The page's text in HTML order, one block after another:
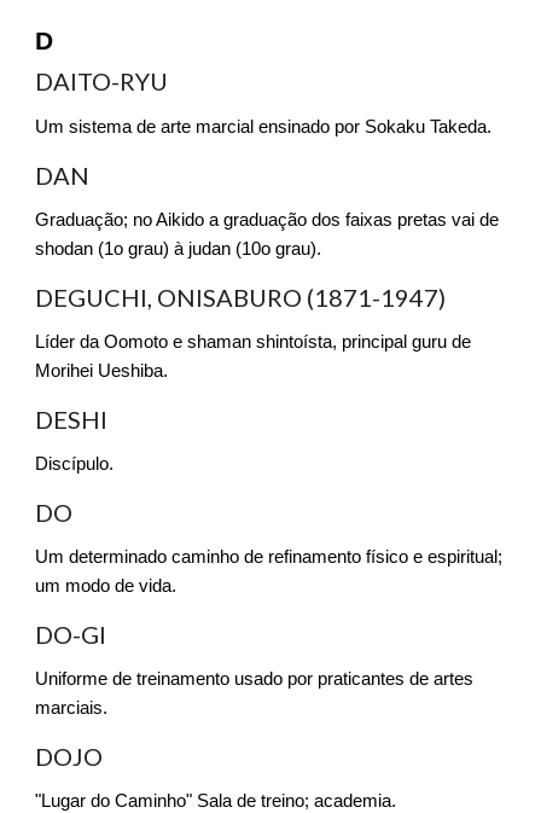
D
DAITO-RYU
Um sistema de arte marcial ensinado por Sokaku Takeda.
DAN
Graduação; no Aikido a graduação dos faixas pretas vai de
shodan (1o grau) à judan (10o grau).
DEGUCHI, ONISABURO (1871-1947)
Líder da Oomoto e shaman shintoísta, principal guru de
Morihei Ueshiba.
DESHI
Discípulo.
DO
Um determinado caminho de refinamento físico e espiritual;
um modo de vida.
DO-GI
Uniforme de treinamento usado por praticantes de artes
marciais.
DOJO
"Lugar do Caminho" Sala de treino; academia.